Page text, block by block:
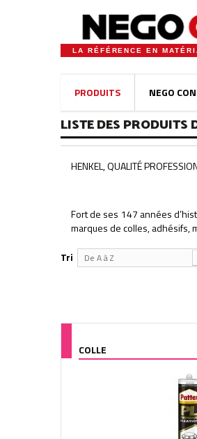
LA RÉFÉRENCE EN
PRODUITS NEGO
LISTE DES PRODUITS
HENKEL, QUALITÉ
Fort de ses 147 années
marques de colles, adhésifs,
Tri
De A à Z
COLLE